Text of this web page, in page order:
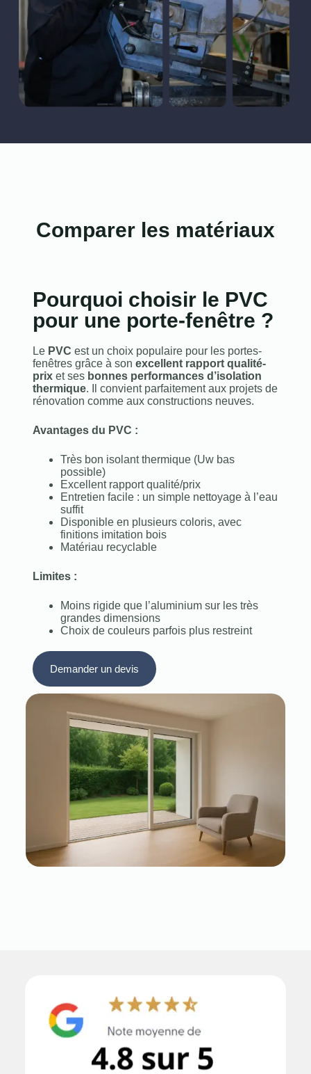
Comparer les matériaux
Pourquoi choisir le PVC
pour une porte-fenêtre ?
Le PVC est un choix populaire pour les portes-
fenêtres grâce à son excellent rapport qualité-
prixet ses bonnes performances d’isolation
thermique. Il convient parfaitement aux projets de
rénovation comme aux constructions neuves.
Avantages du PVC :
Très bon isolant thermique (Uw bas
possible)
Excellent rapport qualité/prix
Entretien facile : un simple nettoyage à l’eau
suffit
Disponible en plusieurs coloris, avec
finitions imitation bois
Matériau recyclable
Limites :
Moins rigide que l’aluminium sur les très
grandes dimensions
Choix de couleurs parfois plus restreint
Demander un devis